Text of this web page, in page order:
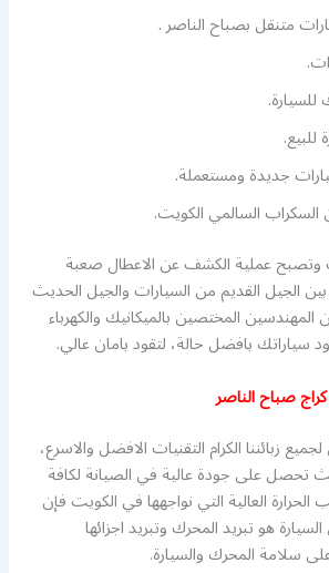
متنقل بصباح الناصر .
للسيارة.
للبيع.
جديدة ومستعملة.
السكراب السالمي الكويت.
وتصبح عملية الكشف عن الاعطال صعبة
الجيل القديم من السيارات والجيل الحديث
المهندسين المختصين بالميكانيك والكهرباء
سياراتك بافضل حالة، لتقود بامان عالي.
صباح الناصر
زبائننا الكرام التقنيات الافضل والاسرع،
تحصل على جودة عالية في الصيانة لكافة
العالية التي نواجهها في الكويت فإن
هو تبريد المحرك وتبريد اجزائها
سلامة المحرك والسيارة.